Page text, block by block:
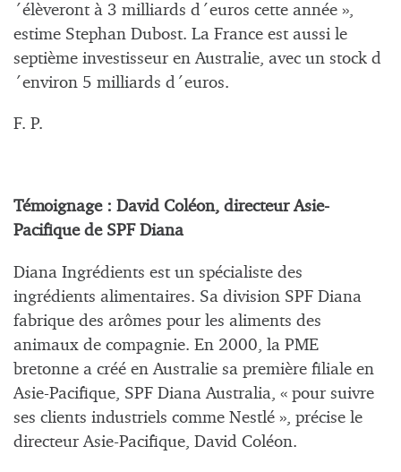
´élèveront à 3 milliards d´euros cette année »,
estime Stephan Dubost. La France est aussi le
septième investisseur en Australie, avec un stock d
´environ 5 milliards d´euros.
F. P.
Témoignage : David Coléon, directeur Asie-
Pacifique de SPF Diana
Diana Ingrédients est un spécialiste des
ingrédients alimentaires. Sa division SPF Diana
fabrique des arômes pour les aliments des
animaux de compagnie. En 2000, la PME
bretonne a créé en Australie sa première filiale en
Asie-Pacifique, SPF Diana Australia, « pour suivre
ses clients industriels comme Nestlé », précise le
directeur Asie-Pacifique, David Coléon.